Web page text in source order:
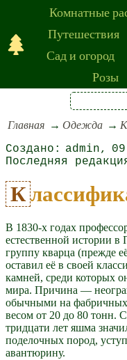
Комнатные
Путешествия
Сад и огород
Розы
Главная Одежда
admin
В 1830-х годах
естественной истории
группу кварца (прежде
оставил её в своей
камней, среди которых
мира. Причина —
обычными на
весом от 20 до 80 тонн.
тридцати лет яшма
поделочных пород,
авантюрину.